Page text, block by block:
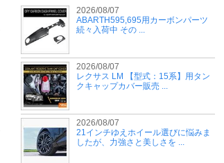
2026/08/07
ABARTH595,695用カーボンパーツ
続々入荷中 その ...
2026/08/07
レクサス LM 【型式：15系】用タン
クキャップカバー販売 ...
2026/08/07
21インチゆえホイール選びに悩みま
したが、力強さと美しさを ...